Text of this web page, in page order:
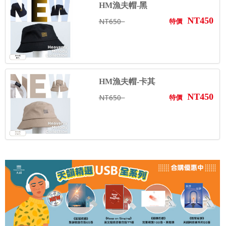
HM漁夫帽-黑
NT650 特價 NT450
HM漁夫帽-卡其
NT650 特價 NT450